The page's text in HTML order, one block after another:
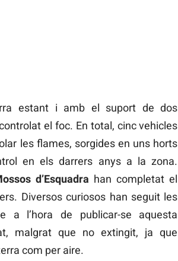
estant i amb el suport de dos
el foc. En total, cinc vehicles
les flames, sorgides en uns horts
en els darrers anys a la zona.
d’Esquadra han completat el
Diversos curiosos han seguit les
a l’hora de publicar-se aquesta
malgrat que no extingit, ja que
com per aire.